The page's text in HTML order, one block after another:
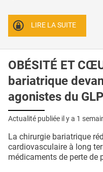
LIRE LA SUITE
OBÉSITÉ ET
bariatrique
agonistes du
Actualité publiée il y a 1
La chirurgie bariatrique
cardiovasculaire à long
médicaments de perte de